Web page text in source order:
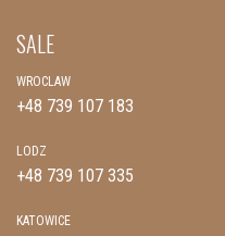
SALE
WROCLAW
+48 739 107 183
LODZ
+48 739 107 335
KATOWICE